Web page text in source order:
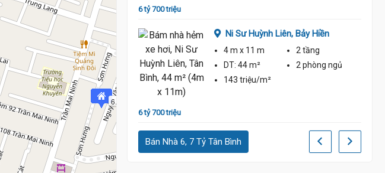
6.8 Tỷ
Lạc Long Quân,Bảy Hiền
x 15 m
4 tầng
59.3 m² 4 phòng
ngủ
129 triệu/m²
6 tỷ 700 triệu
6 tỷ 700 triệu
Ni Sư Huỳnh Liên, Bảy Hiền
4 m x 11 m
2 tầng
DT: 44 m² 2 phòng ngủ
143 triệu/m²
Bán Nhà 6, 7 Tỷ Tân Bình